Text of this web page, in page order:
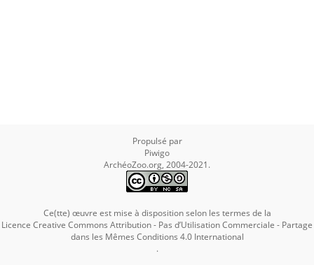
Propulsé par
Piwigo
ArchéoZoo.org, 2004-2021.
Ce(tte) œuvre est mise à disposition selon les termes de la
Licence Creative Commons Attribution - Pas d’Utilisation Commerciale - Partage
dans les Mêmes Conditions 4.0 International
.